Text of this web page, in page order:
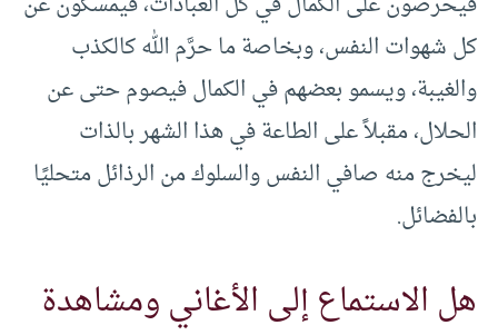
كل شهوات النفس، وبخاصة ما حرَّم الله كالكذب
والغيبة، ويسمو بعضهم في الكمال فيصوم حتى عن
الحلال، مقبلاً على الطاعة في هذا الشهر بالذات
ليخرج منه صافي النفس والسلوك من الرذائل متحليًا
بالفضائل.
هل الاستماع إلى الأغاني ومشاهدة